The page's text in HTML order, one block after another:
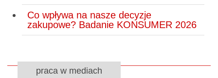
Co wpływa na nasze decyzje
zakupowe? Badanie KONSUMER 2026
praca w mediach